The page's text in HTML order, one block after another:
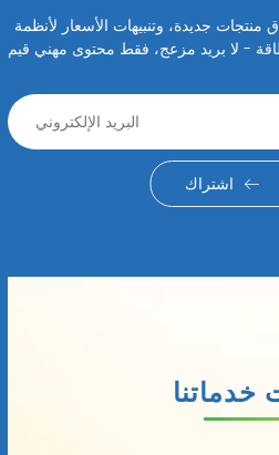
جديدة، وتنبيهات الأسعار لأنظمة
- لا بريد مزعج، فقط محتوى مهني قيم
اشتراك
خدماتنا